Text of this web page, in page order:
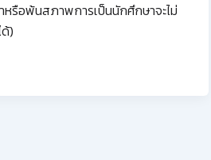
หรือพ้นสภาพการเป็นนักศึกษาจะไม่
)